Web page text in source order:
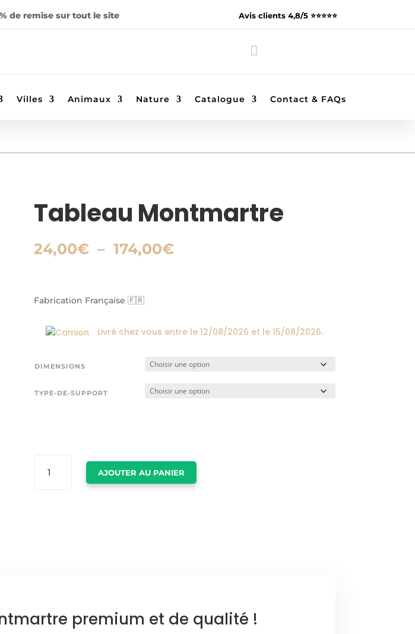
de remise sur tout le site Avis clients 4,8/5 ⭐️⭐️⭐️⭐️⭐️

Villes Animaux Nature Catalogue Contact & FAQs
Tableau Montmartre
24,00€ – 174,00€Plage
Fabrication Française 🇫🇷
Livré chez vous entre le12/08/2026 et le15/08/2026.
DIMENSIONS
TYPE-DE-SUPPORT
AJOUTER AU PANIER
premium et de qualité !